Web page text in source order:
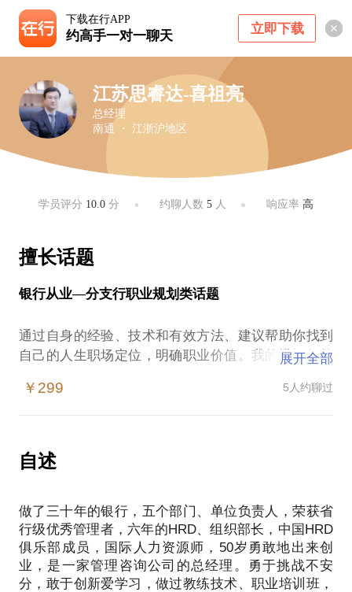
下载在行APP
约高手一对一聊天 立即下载
江苏思睿达-喜祖亮
总经理
南通 ・ 江浙沪地区
学员评分 10.0 分 约聊人数 5人 响应率 高
擅长话题
银行从业—分支行职业规划类话题
通过自身的经验、技术和有效方法、建议帮助你找到
自己的人生职场定位，明确职业价值。我的懂银行的
展开全部
￥299 5人约聊过
自述
做了三十年的银行，五个部门、单位负责人，荣获省
行级优秀管理者，六年的HRD、组织部长，中国HRD
俱乐部成员，国际人力资源师，50岁勇敢地出来创
业，是一家管理咨询公司的总经理。勇于挑战不安
分，敢于创新爱学习，做过教练技术、职业培训班，